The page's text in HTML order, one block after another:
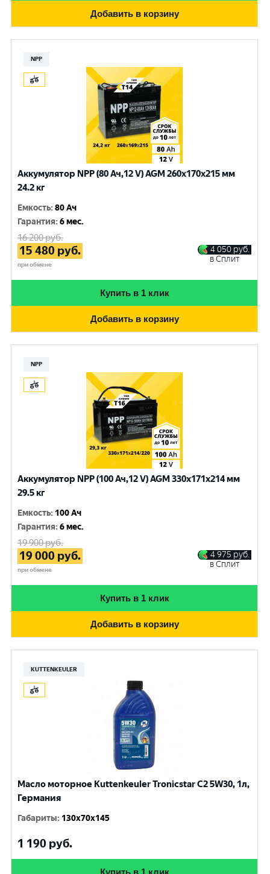
Добавить в корзину
NPP
Аккумулятор NPP (80 Ач,12 V) AGM 260x170x215 мм
24.2 кг
Емкость:80 Ач
Гарантия:6 мес.
16 200руб.
15 480 руб.
при обмене
4 050 руб.
в Сплит
Купить в 1 клик
Добавить в корзину
NPP
Аккумулятор NPP (100 Ач,12 V) AGM 330x171x214 мм
29.5 кг
Емкость: 100 Ач
Гарантия:6 мес.
19 900руб.
19 000 руб.
при обмене
4 975 руб.
в Сплит
Купить в 1 клик
Добавить в корзину
KUTTENKEULER
Масло моторное Kuttenkeuler Tronicstar C2 5W30, 1л,
Германия
Габариты: 130x70x145
1 190 руб.
Купить в 1 клик